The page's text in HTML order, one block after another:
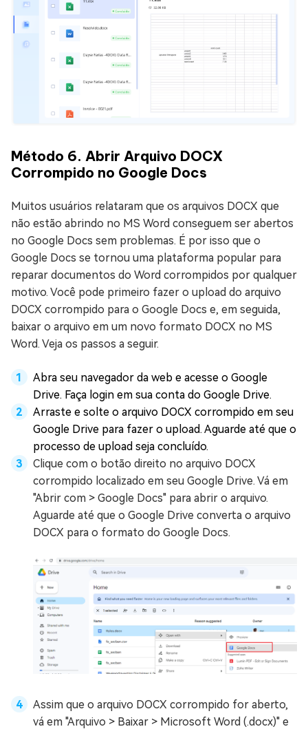
Método 6. Abrir Arquivo DOCX
Corrompido no Google Docs
Muitos usuários relataram que os arquivos DOCX que
não estão abrindo no MS Word conseguem ser abertos
no Google Docs sem problemas. É por isso que o
Google Docs se tornou uma plataforma popular para
reparar documentos do Word corrompidos por qualquer
motivo. Você pode primeiro fazer o upload do arquivo
DOCX corrompido para o Google Docs e, em seguida,
baixar o arquivo em um novo formato DOCX no MS
Word. Veja os passos a seguir.
Abra seu navegador da web e acesse o Google
Drive. Faça login em sua conta do Google Drive.
Arraste e solte o arquivo DOCX corrompido em seu
Google Drive para fazer o upload. Aguarde até que o
processo de upload seja concluído.
Clique com o botão direito no arquivo DOCX
corrompido localizado em seu Google Drive. Vá em
"Abrir com > Google Docs" para abrir o arquivo.
Aguarde até que o Google Drive converta o arquivo
DOCX para o formato do Google Docs.
Assim que o arquivo DOCX corrompido for aberto,
vá em "Arquivo > Baixar > Microsoft Word (.docx)" e